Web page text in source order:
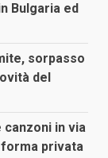
Bulgaria ed
sorpasso
del
canzoni in via
forma privata